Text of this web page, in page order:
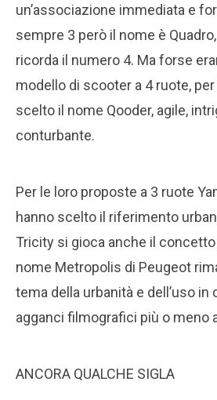
un’associazione immediata e
sempre 3 però il nome è
ricorda il numero 4. Ma forse
modello di scooter a 4 ruote,
scelto il nome Qooder, agile,
conturbante.
Per le loro proposte a 3 ruote
hanno scelto il riferimento
Tricity si gioca anche il
nome Metropolis di Peugeot
tema della urbanità e dell’uso in
agganci filmografici più o meno
ANCORA QUALCHE SIGLA